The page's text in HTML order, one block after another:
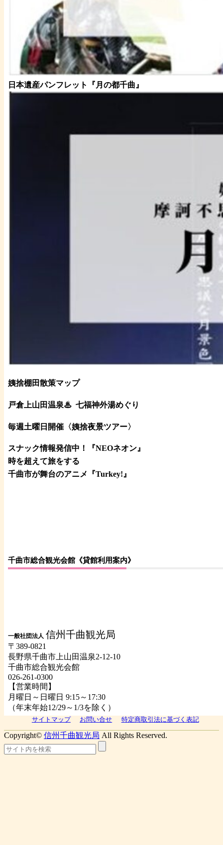
日本遺産パンフレット 『月の都千曲 』
姨捨棚田散策マップ
戸倉上山田温泉♨ 七福神外湯めぐり
毎週土曜日開催〈姨捨夜景ツアー〉
スナック情報発信中！『NEOネオン』
時を超えて旅をする
千曲市が舞台のアニメ『Turkey!』
千曲市総合観光会館《貸館利用案内》
一般社団法人 信州千曲観光局
〒389-0821
長野県千曲市上山田温泉2-12-10
千曲市総合観光会館
026-261-0300
【営業時間】
月曜日～日曜日 9:15～17:30
（年末年始12/29～1/3を除く）
サイトマップ お問い合せ 特定商取引法に基づく表記
Copyright© 信州千曲観光局 All Rights Reserved.